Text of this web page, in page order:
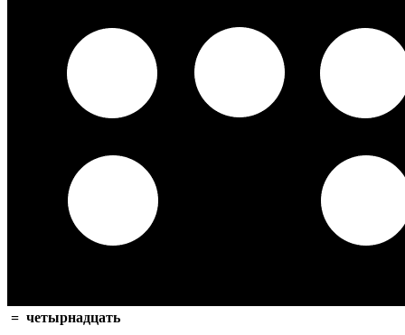
= четырнадцать